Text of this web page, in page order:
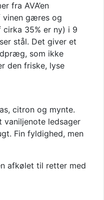
fra AVA’en
vinen gæres og
35% er ny) i 9
stål. Det giver et
som ikke
den friske, lyse
citron og mynte.
vaniljenote ledsager
Fin fyldighed, men
afkølet til retter med